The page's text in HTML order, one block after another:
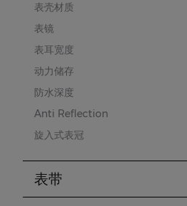
表壳材质
表镜
表耳宽度
动力储存
防水深度
Anti Reflection
旋入式表冠
表带